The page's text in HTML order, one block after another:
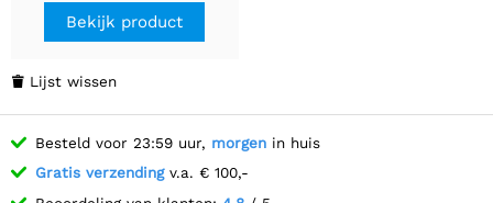
connectoren of
afstandhouders)
Bekijk product
 Lijst wissen
Besteld voor 23:59 uur, morgen in huis
Gratis verzendingv.a. € 100,-